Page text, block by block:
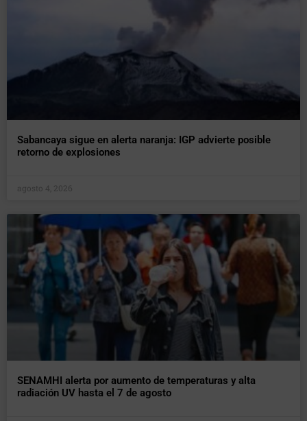
Sabancaya sigue en alerta naranja: IGP advierte posible
retorno de explosiones
agosto 4, 2026
SENAMHI alerta por aumento de temperaturas y alta
radiación UV hasta el 7 de agosto